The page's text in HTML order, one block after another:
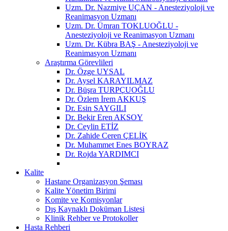
Uzm. Dr. Nazmiye UÇAN - Anesteziyoloji ve
Reanimasyon Uzmanı
Uzm. Dr. Ümran TOKLUOĞLU -
Anesteziyoloji ve Reanimasyon Uzmanı
Uzm. Dr. Kübra BAŞ - Anesteziyoloji ve
Reanimasyon Uzmanı
Araştırma Görevlileri
Dr. Özge UYSAL
Dr. Aysel KARAYILMAZ
Dr. Büşra TURPÇUOĞLU
Dr. Özlem İrem AKKUŞ
Dr. Esin SAYGILI
Dr. Bekir Eren AKSOY
Dr. Ceylin ETİZ
Dr. Zahide Ceren ÇELİK
Dr. Muhammet Enes BOYRAZ
Dr. Rojda YARDIMCI
Kalite
Hastane Organizasyon Şeması
Kalite Yönetim Birimi
Komite ve Komisyonlar
Dış Kaynaklı Doküman Listesi
Klinik Rehber ve Protokoller
Hasta Rehberi